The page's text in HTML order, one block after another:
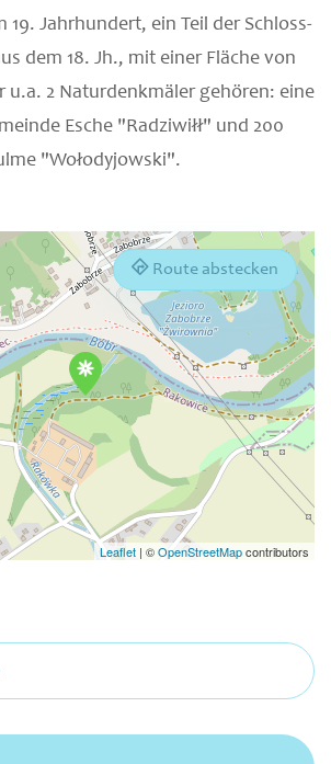
19. Jahrhundert, ein Teil der Schloss-
dem 18. Jh., mit einer Fläche von
u.a. 2 Naturdenkmäler gehören: eine
Esche "Radziwiłł" und 200
"Wołodyjowski".
Route abstecken
Leaflet | ©OpenStreetMapcontributors